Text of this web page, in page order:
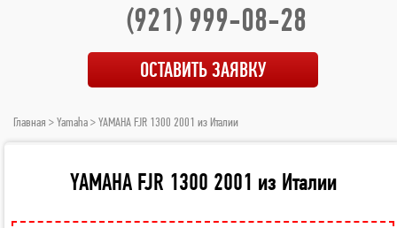
(921) 999-08-28
ОСТАВИТЬ ЗАЯВКУ
Главная >Yamaha> YAMAHA FJR 1300 2001 из Италии
YAMAHA FJR 1300 2001 из Италии